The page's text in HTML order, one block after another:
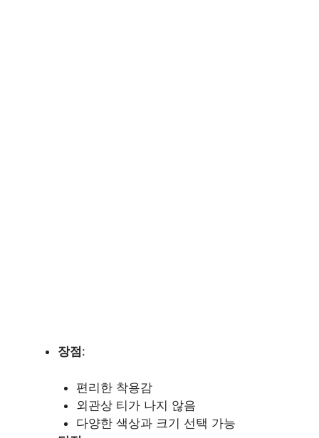
장점 :
편리한 착용감
외관상 티가 나지 않음
다양한 색상과 크기 선택 가능